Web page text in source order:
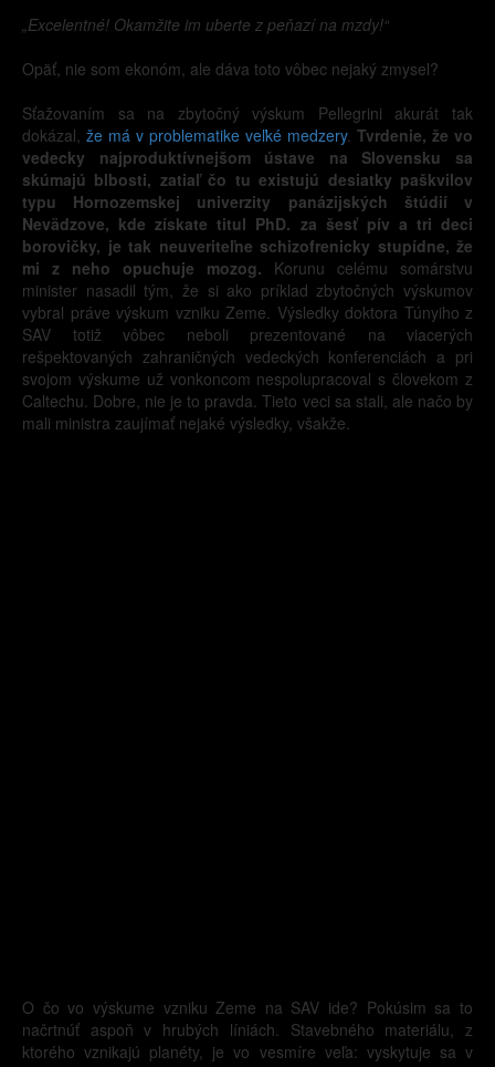
„Excelentné! Okamžite im uberte z peňazí na mzdy!“
Opäť, nie som ekonóm, ale dáva toto vôbec nejaký zmysel?
Sťažovaním sa na zbytočný výskum Pellegrini akurát tak
dokázal, že má v problematike veľké medzery. Tvrdenie, že vo
vedecky najproduktívnejšom ústave na Slovensku sa
skúmajú blbosti, zatiaľ čo tu existujú desiatky paškvilov
typu Hornozemskej univerzity panázijských štúdií v
Nevädzove, kde získate titul PhD. za šesť pív a tri deci
borovičky, je tak neuveriteľne schizofrenicky stupídne, že
mi z neho opuchuje mozog. Korunu celému somárstvu
minister nasadil tým, že si ako príklad zbytočných výskumov
vybral práve výskum vzniku Zeme. Výsledky doktora Túnyiho z
SAV totiž vôbec neboli prezentované na viacerých
rešpektovaných zahraničných vedeckých konferenciách a pri
svojom výskume už vonkoncom nespolupracoval s človekom z
Caltechu. Dobre, nie je to pravda. Tieto veci sa stali, ale načo by
mali ministra zaujímať nejaké výsledky, všakže.
O čo vo výskume vzniku Zeme na SAV ide? Pokúsim sa to
načrtnúť aspoň v hrubých líniách. Stavebného materiálu, z
ktorého vznikajú planéty, je vo vesmíre veľa: vyskytuje sa v